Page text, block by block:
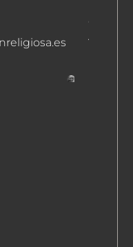
Camba,
Alberto